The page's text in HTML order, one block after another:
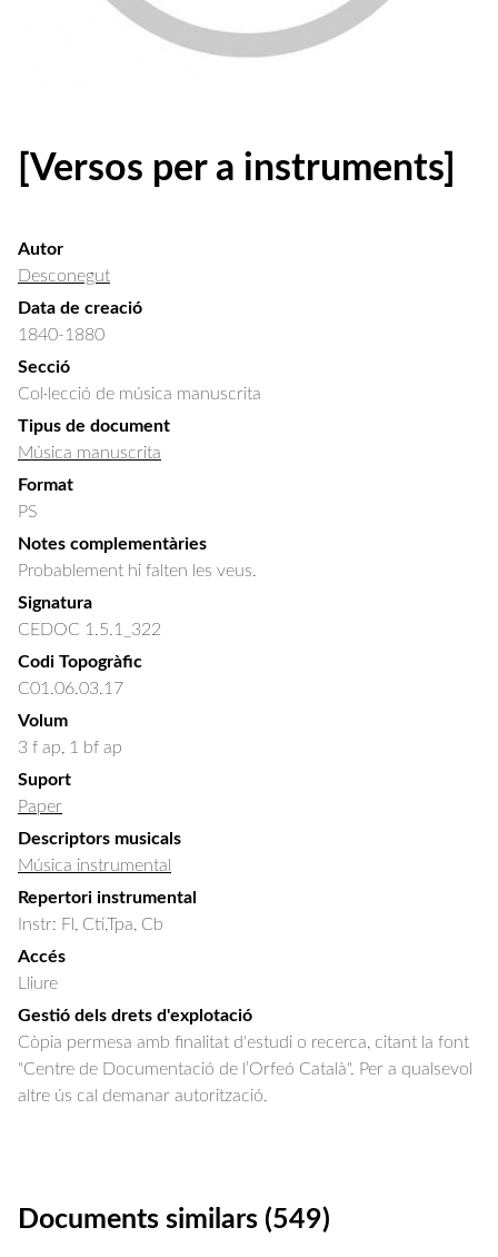
[Versos per a instruments]
Autor
Desconegut
Data de creació
1840-1880
Secció
Col·lecció de música manuscrita
Tipus de document
Música manuscrita
Format
PS
Notes complementàries
Probablement hi falten les veus.
Signatura
CEDOC 1.5.1_322
Codi Topogràfic
C01.06.03.17
Volum
3 f ap, 1 bf ap
Suport
Paper
Descriptors musicals
Música instrumental
Repertori instrumental
Instr: Fl, Ctí,Tpa, Cb
Accés
Lliure
Gestió dels drets d'explotació
Còpia permesa amb finalitat d'estudi o recerca, citant la font
"Centre de Documentació de l’Orfeó Català". Per a qualsevol
altre ús cal demanar autorització.
Documents similars (549)